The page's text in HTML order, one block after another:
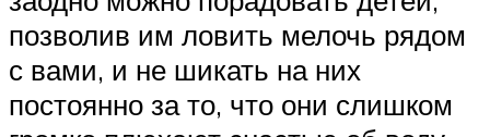
позволив им ловить мелочь рядом
с вами, и не шикать на них
постоянно за то, что они слишком